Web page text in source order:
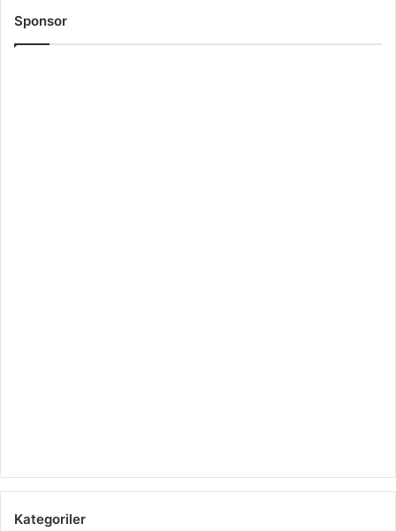
Sponsor
Kategoriler